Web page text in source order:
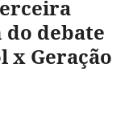
do debate
x Geração